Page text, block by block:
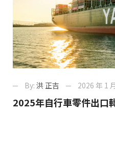
By: 洪 正吉 2026 年 1
2025年自行車零件出口